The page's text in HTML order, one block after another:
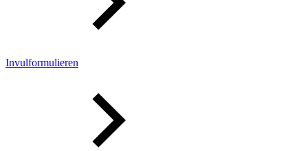
Invulformulieren